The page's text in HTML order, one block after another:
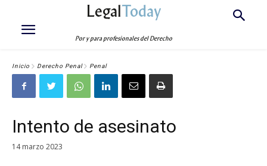
LegalToday
Por y para profesionales del Derecho
Inicio Derecho Penal Penal
Intento de asesinato
14 marzo 2023